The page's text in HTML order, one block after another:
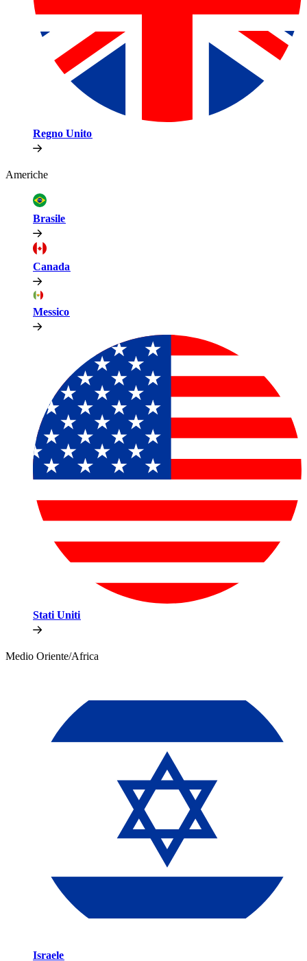
Regno Unito​​
Americhe​​
Brasile​​
Canada​​
Messico​​
Stati Uniti​​
Medio Oriente/Africa​​
Israele​​